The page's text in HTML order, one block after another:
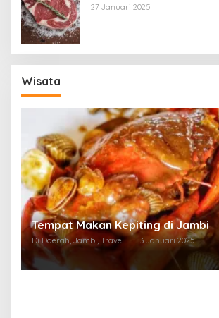
27 Januari 2025
Wisata
Tempat Makan di Thehok Jambi
Di Daerah, Jambi, Travel 3 Januari 2025